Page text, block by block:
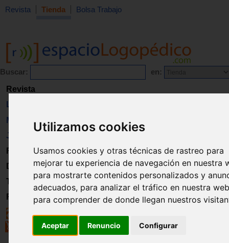
Utilizamos cookies
Usamos cookies y otras técnicas de rastreo para
mejorar tu experiencia de navegación en nuestra
para mostrarte contenidos personalizados y
adecuados, para analizar el tráfico en nuestra
para comprender de donde llegan nuestros
Aceptar Renuncio Configurar
Revista Tienda Bolsa Trabajo
Buscar: en:
Revista
Libros
Material
Juguetes
Formación
Directorio
Trabajo
Registro